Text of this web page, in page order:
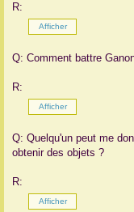
R:
Q: Comment battre
R:
Q: Quelqu'un peut me
obtenir des objets ?
R: